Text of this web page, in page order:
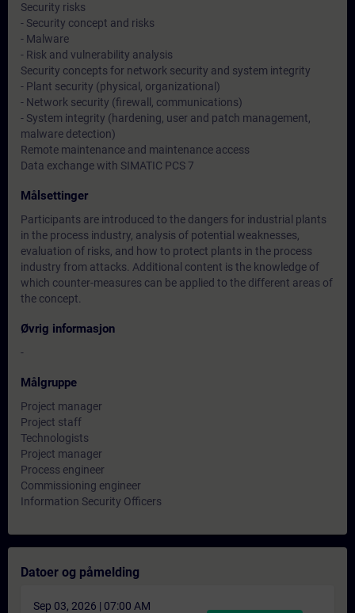
Security risks
- Security concept and risks
- Malware
- Risk and vulnerability analysis
Security concepts for network security and system integrity
- Plant security (physical, organizational)
- Network security (firewall, communications)
- System integrity (hardening, user and patch management,
malware detection)
Remote maintenance and maintenance access
Data exchange with SIMATIC PCS 7
Målsettinger
Participants are introduced to the dangers for industrial plants
in the process industry, analysis of potential weaknesses,
evaluation of risks, and how to protect plants in the process
industry from attacks. Additional content is the knowledge of
which counter-measures can be applied to the different areas of
the concept.
Øvrig informasjon
-
Målgruppe
Project manager
Project staff
Technologists
Project manager
Process engineer
Commissioning engineer
Information Security Officers
Datoer og påmelding
Sep 03, 2026 | 07:00 AM